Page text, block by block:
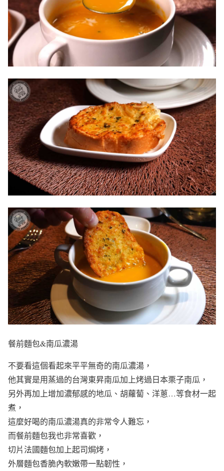
餐前麵包&南瓜濃湯
不要看這個看起來平平無奇的南瓜濃湯，
他其實是用蒸過的台灣東昇南瓜加上烤過日本栗子南瓜，
另外再加上增加濃郁感的地瓜、胡蘿蔔、洋蔥…等食材一起
煮，
這麼好喝的南瓜濃湯真的非常令人難忘，
而餐前麵包我也非常喜歡，
切片法國麵包加上起司焗烤，
外層麵包香脆內軟嫩帶一點韌性，